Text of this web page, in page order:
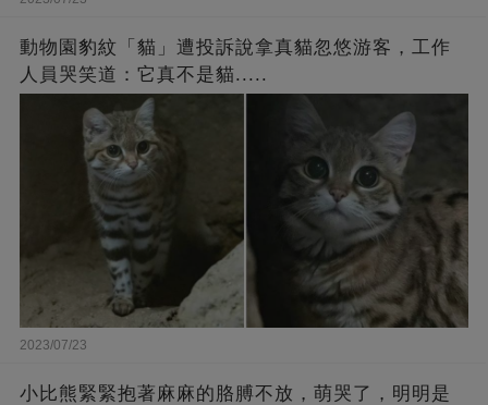
動物園豹紋「貓」遭投訴說拿真貓忽悠游客，工作
人員哭笑道：它真不是貓.....
2023/07/23
小比熊緊緊抱著麻麻的胳膊不放，萌哭了，明明是